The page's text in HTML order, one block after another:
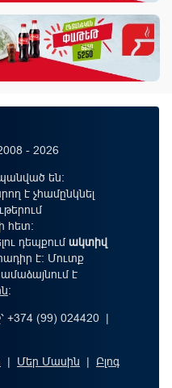
- 2026
են:
է չհամընկնել
հետ:
դեպքումակտիվ
է: Մուտք
է
։
+374 (99) 024420 |
| Մեր Մասին | Բլոգ